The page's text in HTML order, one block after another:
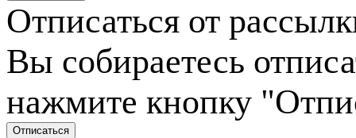
Отписаться от
Вы собираетесь
нажмите кнопку